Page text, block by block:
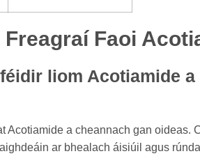
Faoi
liom Acotiamide
Acotiamide a cheannach gan oideas.
ar bhealach áisiúil agus